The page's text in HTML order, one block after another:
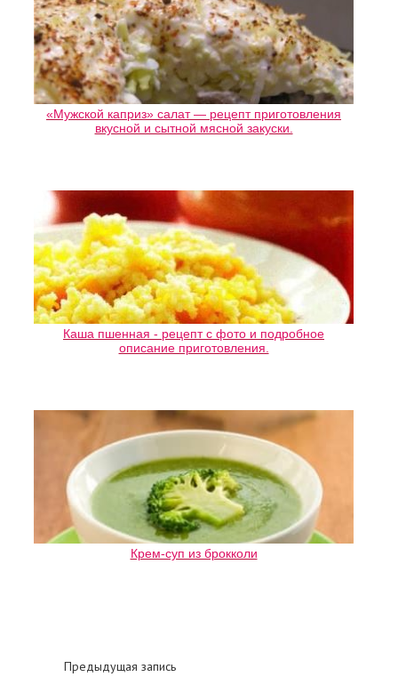
«Мужской каприз» салат — рецепт приготовления
вкусной и сытной мясной закуски.
Каша пшенная - рецепт с фото и подробное
описание приготовления.
Крем-суп из брокколи
Предыдущая запись